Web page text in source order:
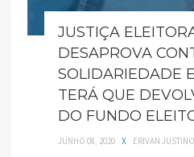
JUSTIÇA
DESAPROVA
SOLIDARIEDADE
TERÁ QUE
DO FUNDO
JUNHO 08, 2020 X ERIVAN JUSTINO